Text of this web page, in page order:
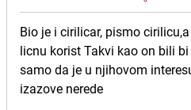
Bio je i cirilicar, pismo
licnu korist Takvi kao on bili
samo da je u njihovom
izazove nerede